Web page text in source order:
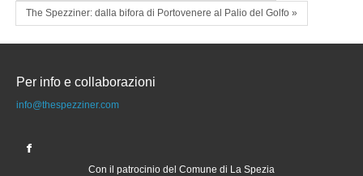
The Spezziner: dalla bifora di Portovenere al Palio del Golfo »
Per info e collaborazioni
info@thespezziner.com
Con il patrocinio del Comune di La Spezia